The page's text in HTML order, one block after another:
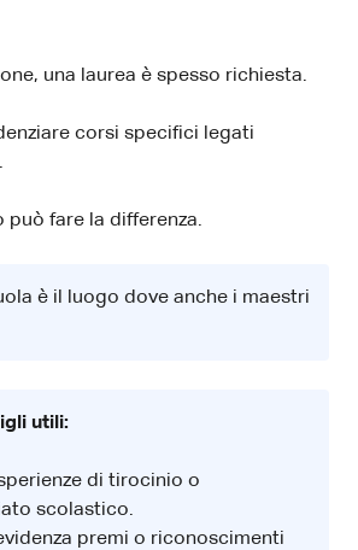
una laurea è spesso richiesta.
corsi specifici legati
può fare la differenza.
è il luogo dove anche i maestri
utili:
di tirocinio o
scolastico.
premi o riconoscimenti